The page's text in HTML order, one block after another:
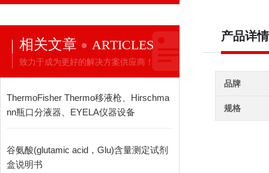
相关文章 ARTICLES
致力于成为更好的解决方案供应商！
ThermoFisher Thermo移液枪、Hirschma
nn瓶口分液器、EYELA仪器设备
谷氨酸(glutamic acid，Glu)含量测定试剂
盒说明书
产品详情
品牌
规格